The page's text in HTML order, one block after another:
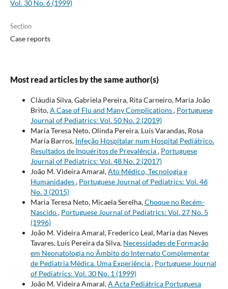
Vol. 30 No. 6 (1999)
Section
Case reports
Most read articles by the same author(s)
Cláudia Silva, Gabriela Pereira, Rita Carneiro, Maria João
Brito,A Case of Flu and Many Complications, Portuguese
Journal of Pediatrics: Vol. 50 No. 2 (2019)
Maria Teresa Neto, Olinda Pereira, Luís Varandas, Rosa
Maria Barros, Infeção Hospitalar num Hospital Pediátrico.
Resultados de Inquéritos de Prevalência, Portuguese
Journal of Pediatrics: Vol. 48 No. 2 (2017)
João M. Videira Amaral,Ato Médico, Tecnologia e
Humanidades, Portuguese Journal of Pediatrics: Vol. 46
No. 3 (2015)
Maria Teresa Neto, Micaela Serelha,Choque no Recém-
Nascido, Portuguese Journal of Pediatrics: Vol. 27 No. 5
(1996)
João M. Videira Amaral, Frederico Leal, Maria das Neves
Tavares, Luís Pereira da Silva, Necessidades de Formação
em Neonatologia no Âmbito do Internato Complementar
de Pediatria Médica. Uma Experiência, Portuguese Journal
of Pediatrics: Vol. 30 No. 1 (1999)
João M. Videira Amaral,A Acta Pediátrica Portuguesa